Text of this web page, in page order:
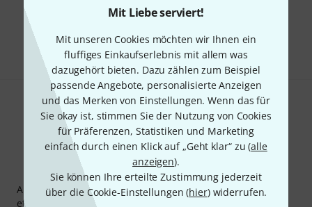
Mit Liebe serviert!
Mit unseren Cookies möchten wir Ihnen ein
fluffiges Einkaufserlebnis mit allem was
dazugehört bieten. Dazu zählen zum Beispiel
passende Angebote, personalisierte Anzeigen
und das Merken von Einstellungen. Wenn das für
Sie okay ist, stimmen Sie der Nutzung von Cookies
für Präferenzen, Statistiken und Marketing
einfach durch einen Klick auf „Geht klar“ zu (alle
anzeigen).
Sie können Ihre erteilte Zustimmung jederzeit
über die Cookie-Einstellungen (hier) widerrufen.
Gefällt Ihnen, was Sie sehen?
Teilen Hilfe & Feedback
Thomann Newsletter
Abonniere den Thomann Newsletter und gewinne mit
etwas Glück einen von